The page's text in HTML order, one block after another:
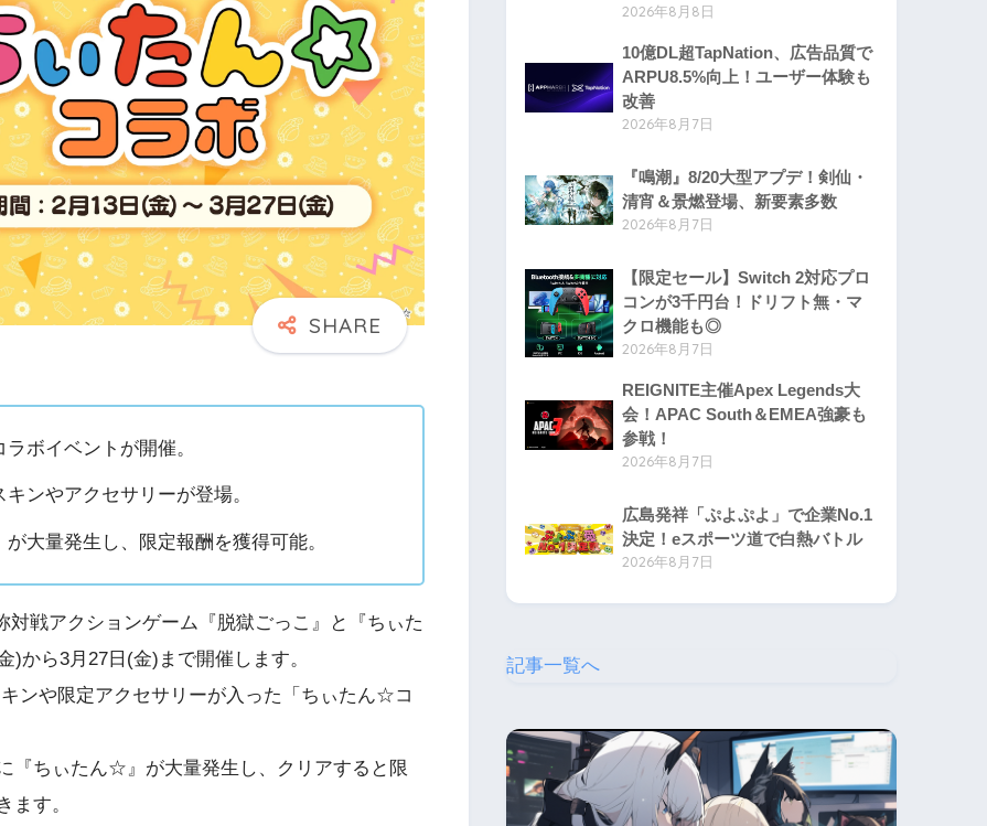
ボイベントが開催。
ンやアクセサリーが登場。
大量発生し、限定報酬を獲得可能。
対戦アクションゲーム『脱獄ごっこ』と『ちぃた
から3月27日(金)まで開催します。
ンや限定アクセサリーが入った「ちぃたん☆コ
『ちぃたん☆』が大量発生し、クリアすると限
す。
2026年8月8日
10億DL超TapNation、広告品質で
ARPU8.5%向上！ユーザー体験も
改善
2026年8月7日
『鳴潮』8/20大型アプデ！剣仙・
清宵＆景燃登場、新要素多数
2026年8月7日
【限定セール】Switch 2対応プロ
コンが3千円台！ドリフト無・マ
クロ機能も◎
2026年8月7日
REIGNITE主催Apex Legends大
会！APAC South＆EMEA強豪も
参戦！
2026年8月7日
広島発祥「ぷよぷよ」で企業No.1
決定！eスポーツ道で白熱バトル
2026年8月7日
記事一覧へ